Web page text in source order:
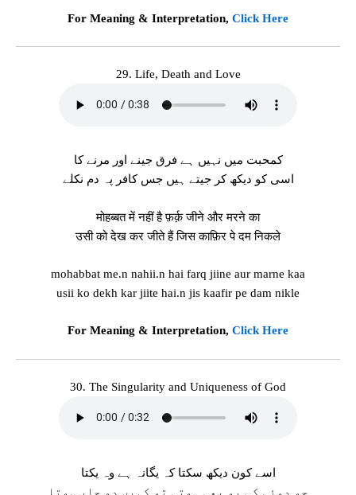
For Meaning & Interpretation, Click Here
29. Life, Death and Love
کمحبت میں نہیں ہے فرق جینے اور مرنے کا
اسی کو دیکھ کر جیتے ہیں جس کافر پہ دم نکلے
मोहब्बत में नहीं है फ़र्क़ जीने और मरने का
उसी को देख कर जीते हैं जिस काफ़िर पे दम निकले
mohabbat me.n nahii.n hai farq jiine aur marne kaa
usii ko dekh kar jiite hai.n jis kaafir pe dam nikle
For Meaning & Interpretation, Click Here
30. The Singularity and Uniqueness of God
اسے کون دیکھ سکتا کہ یگانہ ہے وہ یکتا
جو دوئی کی بو بھی ہوتی تو کہیں دو چار ہوتا